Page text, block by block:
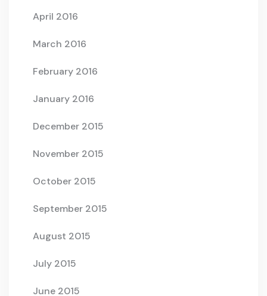
April 2016
March 2016
February 2016
January 2016
December 2015
November 2015
October 2015
September 2015
August 2015
July 2015
June 2015